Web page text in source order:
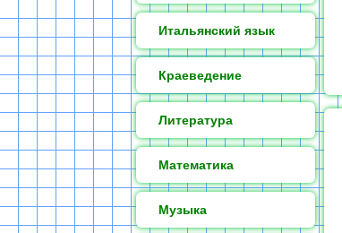
Итальянский язык
Краеведение
Литература
Математика
Музыка